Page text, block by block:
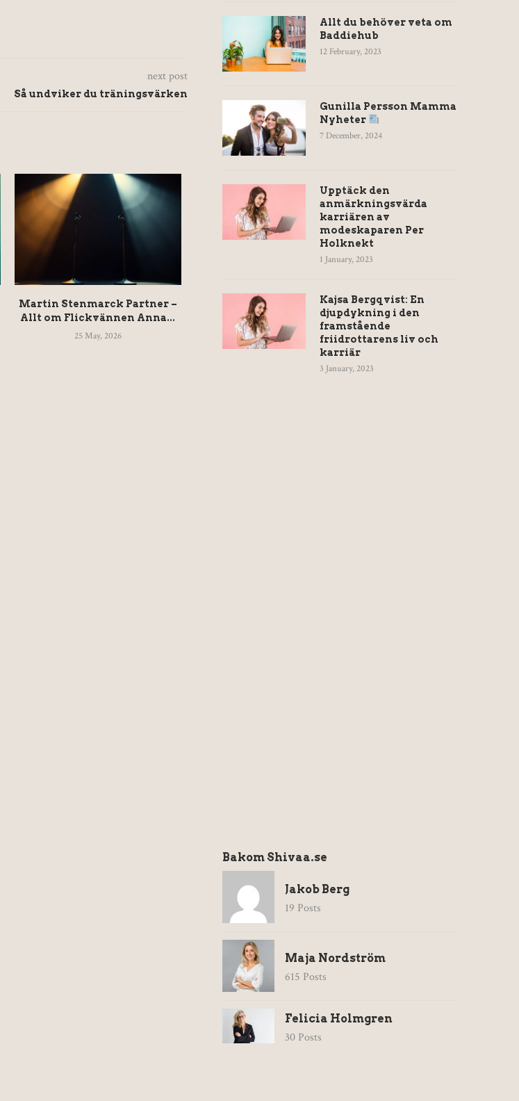
next post
Så undviker du träningsvärken
Martin Stenmarck Partner –
Allt om Flickvännen Anna...
25 May, 2026
Hjärtslag Per Minut – Normal
Puls Tabell För...
24 May, 2026
Martin Järborg Familj –
23 May, 2026
Allt du behöver veta om
Baddiehub
12 February, 2023
Gunilla Persson Mamma
Nyheter
7 December, 2024
Upptäck den
anmärkningsvärda
karriären av
modeskaparen Per
Holknekt
1 January, 2023
Kajsa Bergqvist: En
djupdykning i den
framstående
friidrottarens liv och
karriär
3 January, 2023
Bakom Shivaa.se
Jakob Berg
19 Posts
Maja Nordström
615 Posts
Felicia Holmgren
30 Posts